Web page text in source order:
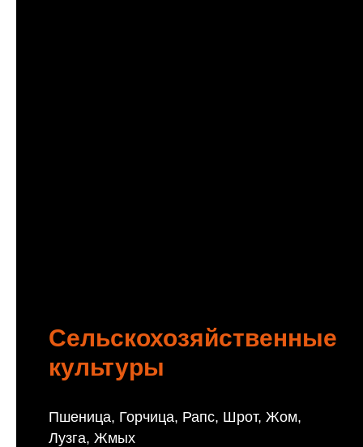
Сельскохозяйственные
культуры
Пшеница, Горчица, Рапс, Шрот, Жом,
Лузга, Жмых